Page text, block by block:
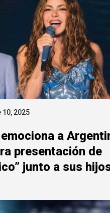
2025
a
presentación de
junto a sus